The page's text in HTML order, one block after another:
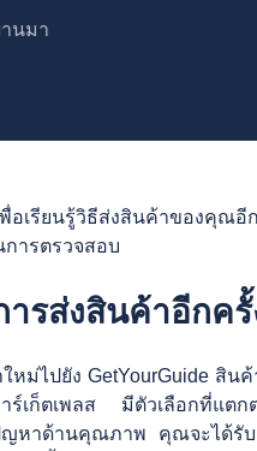
นมา
พื่อเรียนรู้วิธีส่งสินค้าของ
การตรวจสอบ
ารส่งสินค้าอีกครั้
หม่ไปยัง GetYourGuide สิน
ร์เก็ตเพลส มีตัวเลือกที่แต
หาด้านคุณภาพ คุณจะได้รับ